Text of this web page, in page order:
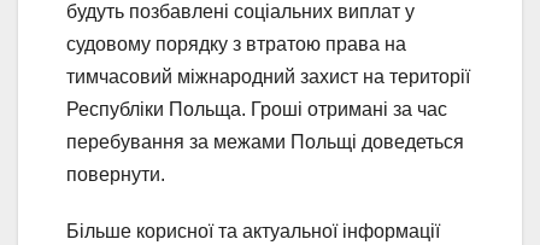
будуть позбавлені соціальних виплат у
судовому порядку з втратою права на
тимчасовий міжнародний захист на території
Республіки Польща. Гроші отримані за час
перебування за межами Польщі доведеться
повернути.
Більше корисної та актуальної інформації